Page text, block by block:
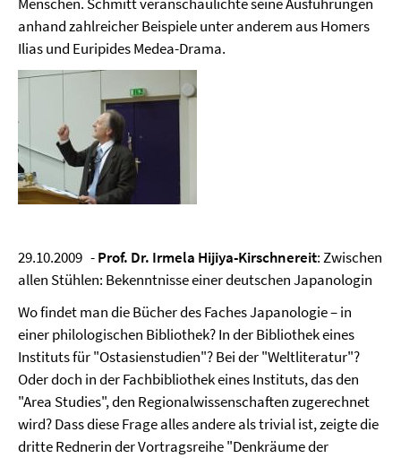
anhand zahlreicher Beispiele unter anderem aus Homers
Ilias und Euripides Medea-Drama.
29.10.2009 -Prof. Dr. Irmela Hijiya-Kirschnereit: Zwischen
allen Stühlen: Bekenntnisse einer deutschen Japanologin
Wo findet man die Bücher des Faches Japanologie – in
einer philologischen Bibliothek? In der Bibliothek eines
Instituts für "Ostasienstudien"? Bei der "Weltliteratur"?
Oder doch in der Fachbibliothek eines Instituts, das den
"Area Studies", den Regionalwissenschaften zugerechnet
wird? Dass diese Frage alles andere als trivial ist, zeigte die
dritte Rednerin der Vortragsreihe "Denkräume der